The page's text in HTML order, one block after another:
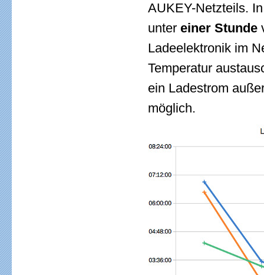
AUKEY-Netzteils.
unter einer Stunde
Ladeelektronik im
Temperatur
ein Ladestrom
möglich.